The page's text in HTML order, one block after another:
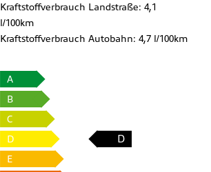
Kraftstoffverbrauch Landstraße: 4,1
l/100km
Kraftstoffverbrauch Autobahn: 4,7 l/100km
A
B
C
D
D
E